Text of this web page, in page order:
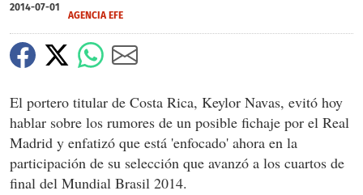
2014-07-01
AGENCIA EFE
El portero titular de Costa Rica, Keylor Navas, evitó hoy
hablar sobre los rumores de un posible fichaje por el Real
Madrid y enfatizó que está 'enfocado' ahora en la
participación de su selección que avanzó a los cuartos de
final del Mundial Brasil 2014.